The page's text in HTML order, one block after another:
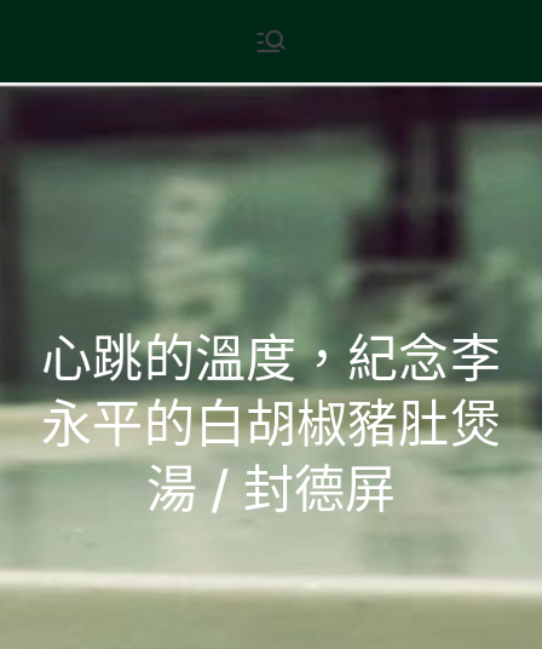
content
現代文學
地球小如鴿卵，/ 我輕輕地將它
心跳的溫度，紀念李
永平的白胡椒豬肚煲
湯 / 封德屏